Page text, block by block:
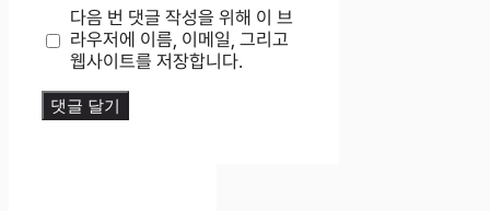
트
다음 번 댓글 작성을 위해 이 브
라우저에 이름, 이메일, 그리고
웹사이트를 저장합니다.